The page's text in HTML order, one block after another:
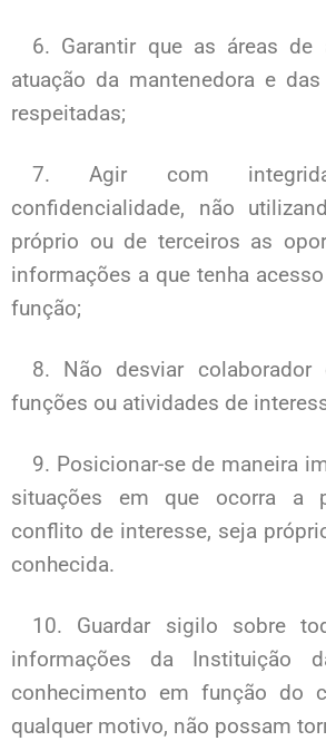
6. Garantir que as áreas de
atuação da mantenedora e
respeitadas;
7. Agir com
confidencialidade, não
próprio ou de terceiros as
informações a que tenha
função;
8. Não desviar colaborador
funções ou atividades de
9. Posicionar-se de maneira
situações em que ocorra a
conflito de interesse, seja
conhecida.
10. Guardar sigilo sobre
informações da Instituição
conhecimento em função do
qualquer motivo, não possam